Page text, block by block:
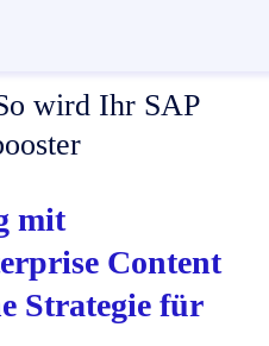
wird Ihr SAP
mit
Content
Strategie für